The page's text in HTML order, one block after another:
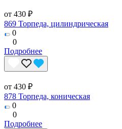
от 430 ₽
869 Торпеда, цилиндрическая
0
0
Подробнее
от 430 ₽
878 Торпеда, коническая
0
0
Подробнее